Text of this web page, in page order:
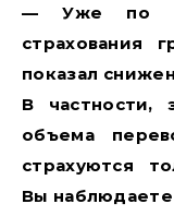
— Уже по
страхования
показал
В частности,
объема
страхуются
Вы